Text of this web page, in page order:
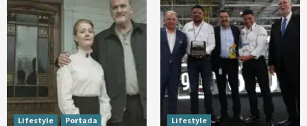
Lifestyle Portada Lifestyle